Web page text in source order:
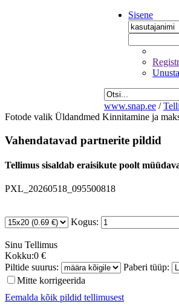
Sisene
www.snap.ee /
Fotode valik Üldandmed Kinnitamine ja
Vahendatavad partnerite pildid
Tellimus sisaldab eraisikute poolt
PXL_20260518_095500818
Kogus:
Sinu Tellimus
Kokku:0 €
Piltide suurus:
Paberi tüüp:
Mitte korrigeerida
Eemalda kõik pildid tellimusest